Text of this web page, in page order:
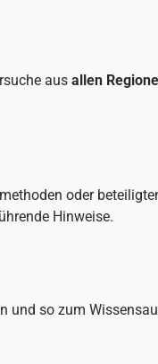
aus allen
oder
Hinweise.
und so zum